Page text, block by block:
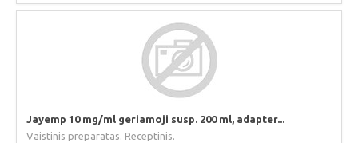
Jayemp 10 mg/ml geriamoji susp. 200 ml, adapter...
Vaistinis preparatas. Receptinis.